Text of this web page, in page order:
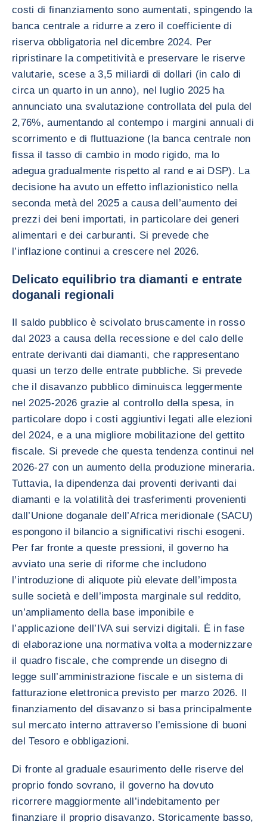
costi di finanziamento sono aumentati, spingendo la
banca centrale a ridurre a zero il coefficiente di
riserva obbligatoria nel dicembre 2024. Per
ripristinare la competitività e preservare le riserve
valutarie, scese a 3,5 miliardi di dollari (in calo di
circa un quarto in un anno), nel luglio 2025 ha
annunciato una svalutazione controllata del pula del
2,76%, aumentando al contempo i margini annuali di
scorrimento e di fluttuazione (la banca centrale non
fissa il tasso di cambio in modo rigido, ma lo
adegua gradualmente rispetto al rand e ai DSP). La
decisione ha avuto un effetto inflazionistico nella
seconda metà del 2025 a causa dell’aumento dei
prezzi dei beni importati, in particolare dei generi
alimentari e dei carburanti. Si prevede che
l’inflazione continui a crescere nel 2026.
Delicato equilibrio tra diamanti e entrate
doganali regionali
Il saldo pubblico è scivolato bruscamente in rosso
dal 2023 a causa della recessione e del calo delle
entrate derivanti dai diamanti, che rappresentano
quasi un terzo delle entrate pubbliche. Si prevede
che il disavanzo pubblico diminuisca leggermente
nel 2025-2026 grazie al controllo della spesa, in
particolare dopo i costi aggiuntivi legati alle elezioni
del 2024, e a una migliore mobilitazione del gettito
fiscale. Si prevede che questa tendenza continui nel
2026-27 con un aumento della produzione mineraria.
Tuttavia, la dipendenza dai proventi derivanti dai
diamanti e la volatilità dei trasferimenti provenienti
dall’Unione doganale dell’Africa meridionale (SACU)
espongono il bilancio a significativi rischi esogeni.
Per far fronte a queste pressioni, il governo ha
avviato una serie di riforme che includono
l’introduzione di aliquote più elevate dell’imposta
sulle società e dell’imposta marginale sul reddito,
un’ampliamento della base imponibile e
l’applicazione dell’IVA sui servizi digitali. È in fase
di elaborazione una normativa volta a modernizzare
il quadro fiscale, che comprende un disegno di
legge sull’amministrazione fiscale e un sistema di
fatturazione elettronica previsto per marzo 2026. Il
finanziamento del disavanzo si basa principalmente
sul mercato interno attraverso l’emissione di buoni
del Tesoro e obbligazioni.
Di fronte al graduale esaurimento delle riserve del
proprio fondo sovrano, il governo ha dovuto
ricorrere maggiormente all’indebitamento per
finanziare il proprio disavanzo. Storicamente basso,